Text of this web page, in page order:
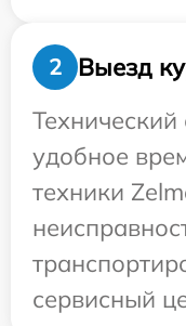
2
Выезд
удобное
техники
сервисный